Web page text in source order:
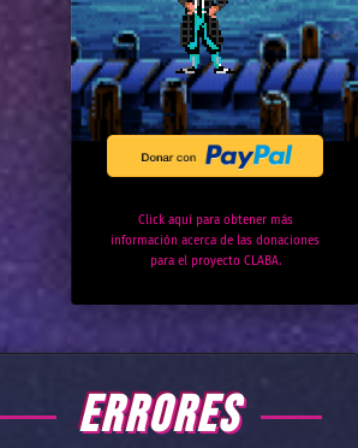
Click aquí para obtener más
información acerca de las donaciones
para el proyecto CLABA.
ERRORES